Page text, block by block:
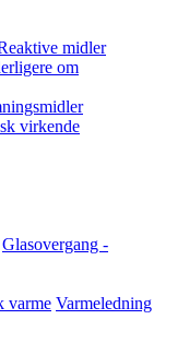
midler
om
virkende
Glasovergang -
varme Varmeledning